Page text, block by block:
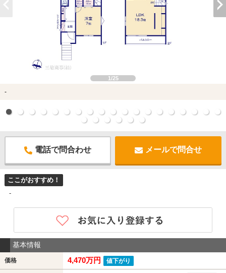
1/25
-
電話で問合わせ メールで問合せ
ここがおすすめ！
-
基本情報
価格 4,470万円 値下がり